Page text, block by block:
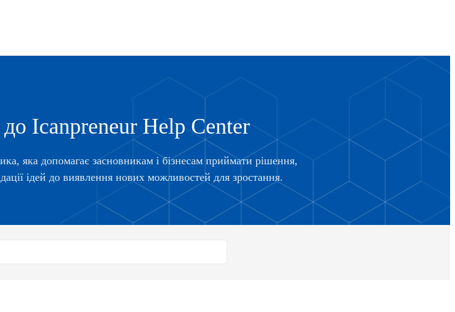
Icanpreneur Help Center
яка допомагає засновникам і бізнесам приймати рішення,
ідей до виявлення нових можливостей для зростання.